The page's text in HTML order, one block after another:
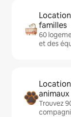
familles
60
et des
animaux
Trouvez